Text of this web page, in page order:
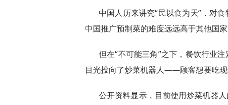
中国人历来讲究“民以食为天”，对
中国推广预制菜的难度远远高于其他国家
但在“不可能三角”之下，餐饮行业
目光投向了炒菜机器人——顾客想要吃现
公开资料显示，目前使用炒菜机器